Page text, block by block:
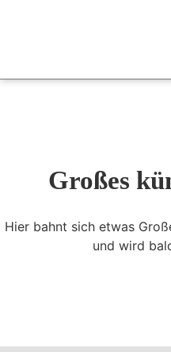
Großes
Hier bahnt sich etwas
und wird